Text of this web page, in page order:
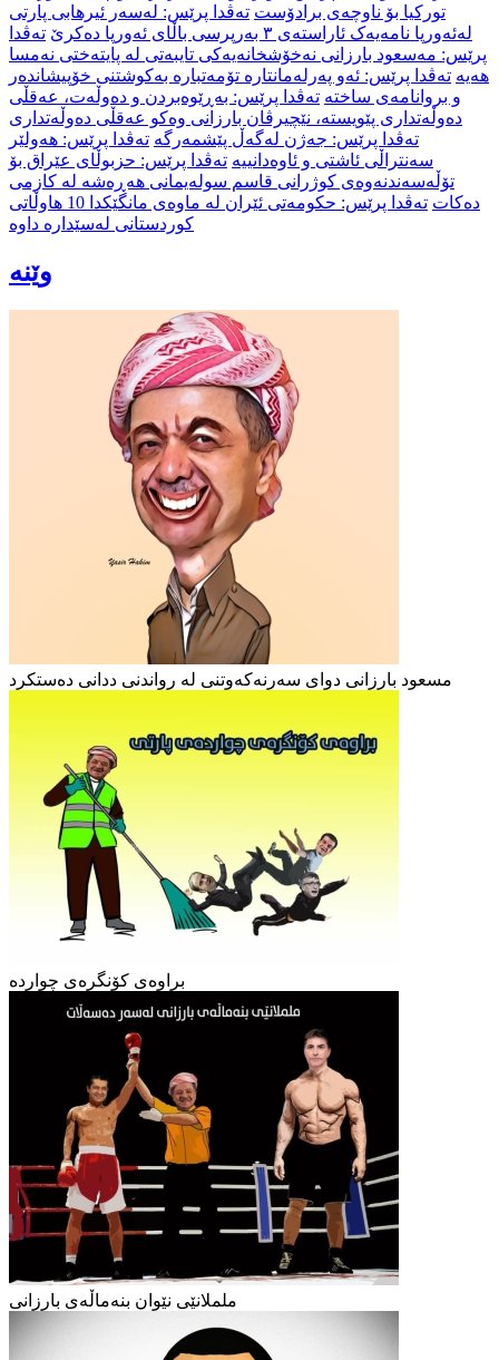
تورکیا بۆ ناوچەی برادۆست تەڤدا پرێس: لەسەر ئیرهابی پارتی
لەئەورپا نامەیەک ئاراستەی ٣ بەرپرسی باڵای ئەورپا دەکرێ
تەڤدا
پرێس: مەسعود بارزانی نەخۆشخانەیەکی تایبەتی لە پایتەختی نەمسا
هەیە تەڤدا پرێس: ئەو پەرلەمانتارە تۆمەتبارە بەکوشتنی خۆپیشاندەر
و بروانامەی ساختە تەڤدا پرێس: بەڕێوەبردن و دەوڵەت، عەقڵی
دەوڵەتداری پێویستە، نێچیرڤان بارزانی وەکو عەقڵی دەوڵەتداری
تەڤدا پرێس: جەژن لەگەڵ پێشمەرگە تەڤدا پرێس: هەولێر
سەنتراڵی ئاشتی و ئاوەدانییە تەڤدا پرێس: حزبوڵای عێراق بۆ
تۆڵه‌سه‌ندنه‌وه‌ی كوژرانی قاسم سوله‌یمانی هەڕەشە له‌ كازمی
ده‌كات
تەڤدا پرێس: حکومەتی ئێران لە ماوەی مانگێکدا 10 هاوڵاتی
کوردستانی لەسێدارە داوە
وێنە
مسعود بارزانی دوای سەرنەکەوتنی لە رواندنی ددانی دەستکرد
براوەی کۆنگرەی چواردە
ململانێی نێوان بنەماڵەی بارزانی